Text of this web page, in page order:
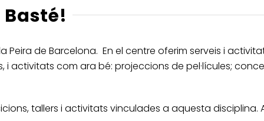
Peira de Barcelona. En el centre oferim serveis i
activitats com ara bé: projeccions de pel·lícules;
tallers i activitats vinculades a aquesta